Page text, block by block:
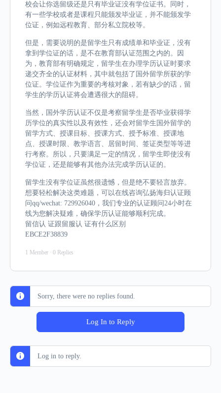
校会让你选留级还是只有毕业证没有学位证书。同时，
有一些学校或者是课程只能颁发毕业证，并不能颁发学
位证，例如远程教育、部分私立院校等。
但是，需要说明的是留学生只有成绩单和毕业证，没有
拿到学位证的话，是不在教育部认证范围之内的。因
为，教育部有明确规定，留学生在办理学历认证时要求
递交齐全的认证材料，其中就包括了国外留学所获的学
位证。学位证作为重要的考核对象，若有缺少的话，留
学生的学历认证将会遭遇很大的阻碍。
当然，国外学历认证不仅是考察留学生是否毕业获得学
历学位的真实性以及有效性，还会对留学生国外留学的
留学方式、授课目标、授课方式、授予标准、授课地
点、授课时限、教学语言、居留时间、签证类型等等进
行考察。所以，只要满足一定的情况，留学生即使没有
学位证，还是能够有其他办法完成学历认证的。
留学生没有学位证虽然很遗憾，但是绝不要轻言放弃。
想要轻松解决这类难题，可以在线咨询弘扬海归认证顾
问qq/wechat: 729926040，我们专业的认证顾问24小时在
线为您解决疑难，确保学历认证能够顺利完成。
留信认 证跟留服认 证有什么区别
EBCE2F38839
1 Member · 0 Replies
Sorry, there were no replies found.
Log In to Reply
Log in to reply.